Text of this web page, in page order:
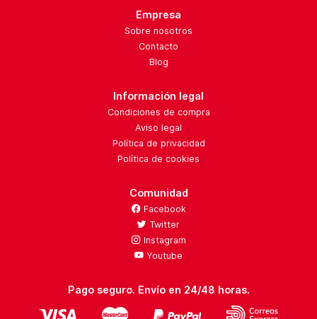
Empresa
Sobre nosotros
Contacto
Blog
Información legal
Condiciones de compra
Aviso legal
Política de privacidad
Política de cookies
Comunidad
Facebook
Twitter
Instagram
Youtube
Pago seguro. Envío en 24/48 horas.